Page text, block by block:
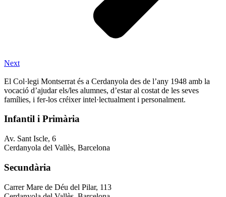
Next
El Col·legi Montserrat és a Cerdanyola des de l’any 1948 amb la
vocació d’ajudar els/les alumnes, d’estar al costat de les seves
famílies, i fer-los créixer intel·lectualment i personalment.
Infantil i Primària
Av. Sant Iscle, 6
Cerdanyola del Vallès, Barcelona
Secundària
Carrer Mare de Déu del Pilar, 113